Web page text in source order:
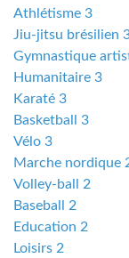
Athlétisme 3
Jiu-jitsu brésilien
Gymnastique
Humanitaire 3
Karaté 3
Basketball 3
Vélo 3
Marche nordique
Volley-ball 2
Baseball 2
Education 2
Loisirs 2